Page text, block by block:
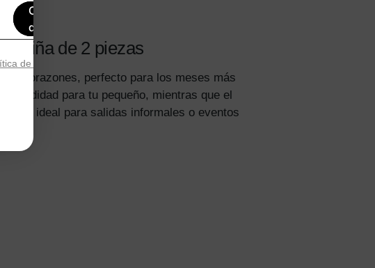
niña de 2 piezas
de corazones, perfecto para los meses más
para tu pequeño, mientras que el
ideal para salidas informales o eventos
Obtén un 15%
de descuento
de privacidad